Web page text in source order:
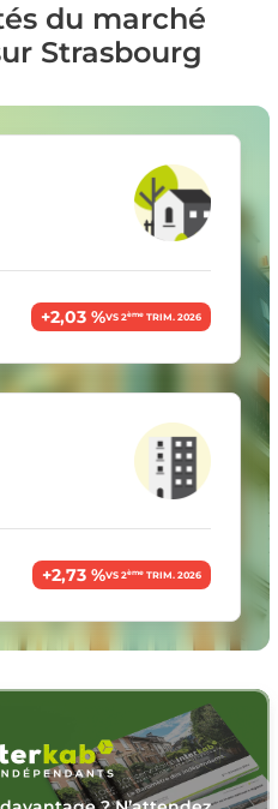
du marché
Strasbourg
+2,03 %VS 2èmeTRIM. 2026
+2,73 %VS 2èmeTRIM. 2026